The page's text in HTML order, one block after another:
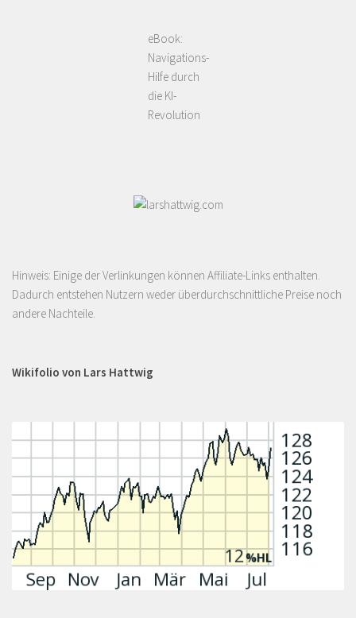
eBook:
Navigations-
Hilfe durch
die KI-
Revolution
Hinweis: Einige der Verlinkungen können Affiliate-Links enthalten.
Dadurch entstehen Nutzern weder überdurchschnittliche Preise noch
andere Nachteile.
Wikifolio von Lars Hattwig